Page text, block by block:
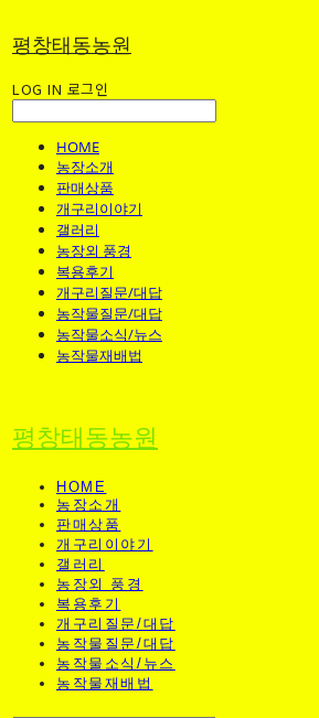
평창태동농원
LOG IN 로그인
HOME
농장소개
판매상품
개구리이야기
갤러리
농장외 풍경
복용후기
개구리질문/대답
농작물질문/대답
농작물소식/뉴스
농작물재배법
평창태동농원
HOME
농장소개
판매상품
개구리이야기
갤러리
농장외 풍경
복용후기
개구리질문/대답
농작물질문/대답
농작물소식/뉴스
농작물재배법